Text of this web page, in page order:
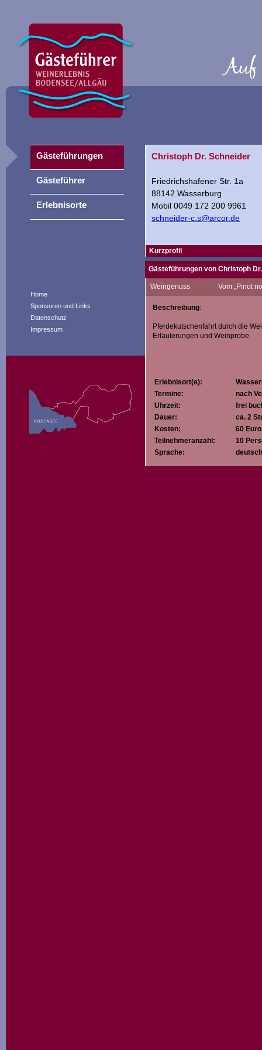
Home
Sponsoren und Links
Datenschutz
Impressum
Christoph Dr. Schneider
Friedrichshafener Str. 1a
88142 Wasserburg
Mobil 0049 172 200 9961
schneider-c.s@arcor.de
Kurzprofil
„angetrunken“ habe, und die
Gästeführungen von Christoph
Weingenuss Vom „Pinot
Beschreibung:
Pferdekutschenfahrt durch die
Erläuterungen und Weinprobe.
Erlebnisort(e):
Termine:
nach
Uhrzeit:
frei
Dauer:
ca. 2
Kosten:
60
Teilnehmeranzahl:
10
Sprache:
deutsch
Gästeführungen
Gästeführer
Erlebnisorte